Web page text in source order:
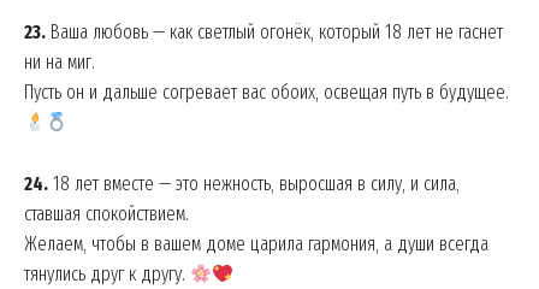
23. Ваша любовь — как светлый огонёк, который 18 лет не гаснет
ни на миг.
Пусть он и дальше согревает вас обоих, освещая путь в будущее.
24. 18 лет вместе — это нежность, выросшая в силу, и сила,
ставшая спокойствием.
Желаем, чтобы в вашем доме царила гармония, а души всегда
тянулись друг к другу.